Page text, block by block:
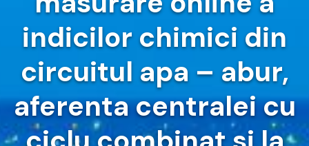
indicilor chimici din
circuitul apa – abur,
aferenta centralei cu